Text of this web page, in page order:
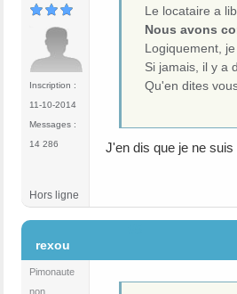
Inscription :
11-10-2014
Messages :
14 286
Le locataire a
Nous avons
Logiquement,
Si jamais, il y a
Qu'en dites
J'en dis que je ne
Hors ligne
rexou
Pimonaute
non